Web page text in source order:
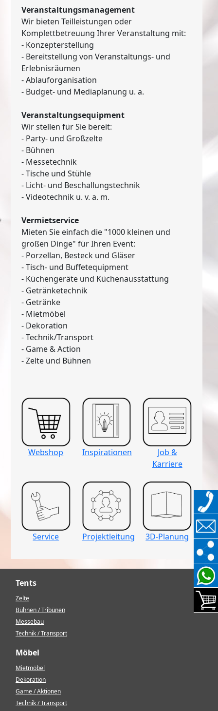
Veranstaltungsmanagement
Wir bieten Teilleistungen oder
Komplettbetreuung Ihrer Veranstaltung mit:
- Konzepterstellung
- Bereitstellung von Veranstaltungs- und
Erlebnisräumen
- Ablauforganisation
- Budget- und Mediaplanung u. a.
Veranstaltungsequipment
Wir stellen für Sie bereit:
- Party- und Großzelte
- Bühnen
- Messetechnik
- Tische und Stühle
- Licht- und Beschallungstechnik
- Videotechnik u. v. a. m.
Vermietservice
Mieten Sie einfach die "1000 kleinen und
großen Dinge" für Ihren Event:
- Porzellan, Besteck und Gläser
- Tisch- und Buffetequipment
- Küchengeräte und Küchenausstattung
- Getränketechnik
- Getränke
- Mietmöbel
- Dekoration
- Technik/Transport
- Game & Action
- Zelte und Bühnen
Webshop Inspirationen
Job &
Karriere
Service Projektleitung 3D-Planung
Tents
Zelte
Bühnen / Tribünen
Messebau
Technik / Transport
Möbel
Mietmöbel
Dekoration
Game / Aktionen
Technik / Transport